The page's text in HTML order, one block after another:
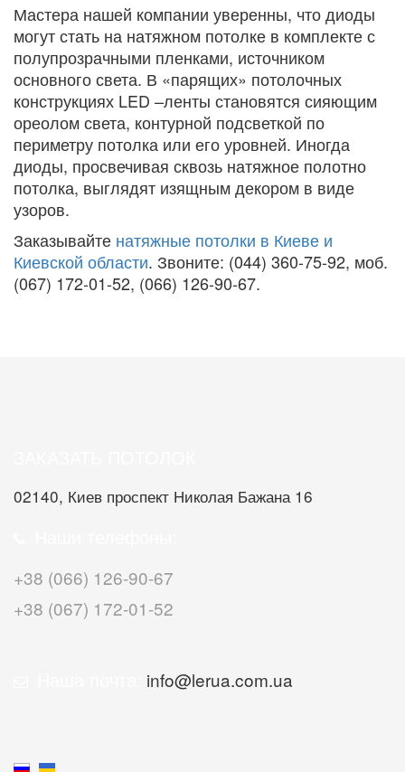
Мастера нашей компании уверенны, что диоды
могут стать на натяжном потолке в комплекте с
полупрозрачными пленками, источником
основного света. В «парящих» потолочных
конструкциях LED –ленты становятся сияющим
ореолом света, контурной подсветкой по
периметру потолка или его уровней. Иногда
диоды, просвечивая сквозь натяжное полотно
потолка, выглядят изящным декором в виде
узоров.
Заказывайте натяжные потолки в Киеве и
Киевской области. Звоните: (044) 360-75-92, моб.
(067) 172-01-52, (066) 126-90-67.
02140, Киев проспект Николая Бажана 16
+38 (066) 126-90-67
+38 (067) 172-01-52
info@lerua.com.ua